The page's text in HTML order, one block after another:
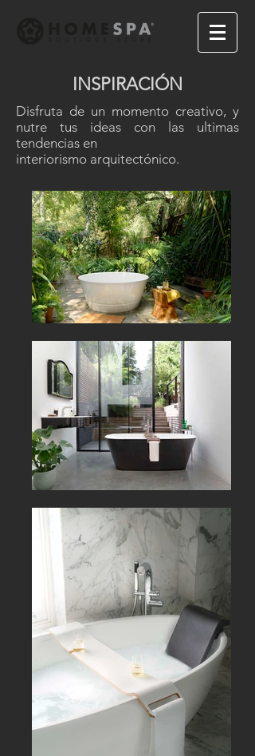
INSPIRACIÓN
Disfruta de un momento creativo, y
nutre tus ideas con las ultimas
tendencias en
interiorismo arquitectónico.